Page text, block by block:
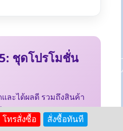
ชุดโปรโมชั่น
ละได้ผลดี รวมถึงสินค้า
โทรสั่งซื้อ สั่งซื้อทันที